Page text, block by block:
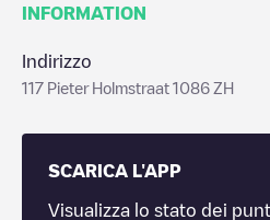
INFORMATION
Indirizzo
117 Pieter Holmstraat 1086 ZH
SCARICA L'APP
Visualizza lo stato dei